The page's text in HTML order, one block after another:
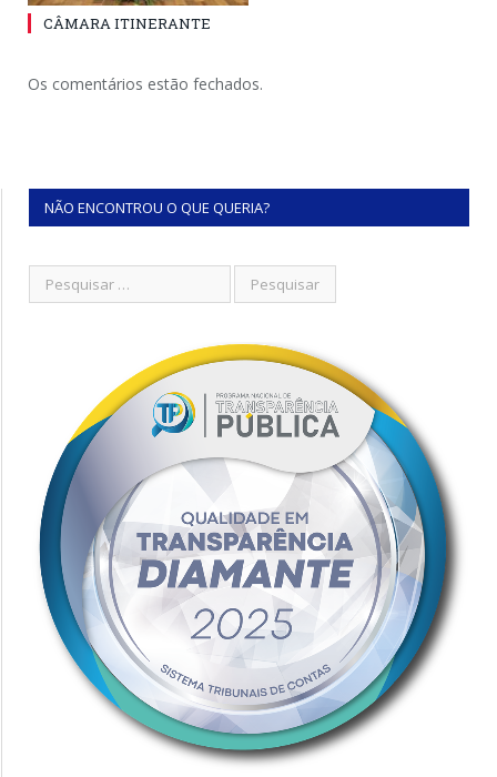
CÂMARA ITINERANTE
Os comentários estão fechados.
NÃO ENCONTROU O QUE QUERIA?